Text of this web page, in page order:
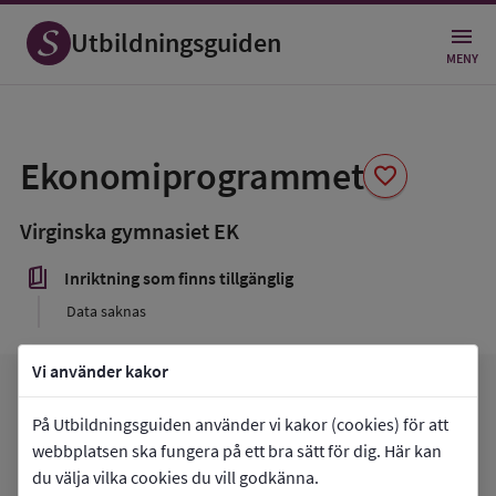
Vi använder kakor
På Utbildningsguiden använder vi kakor (cookies) för att
webbplatsen ska fungera på ett bra sätt för dig. Här kan
du välja vilka cookies du vill godkänna.
Utbildningsguiden MENY
Ekonomiprogrammet favorite
som
favorit
Virginska gymnasiet EK
book_5 Inriktning som finns tillgänglig
Data saknas
Gå tillVirginska gymnasiet EKarrow_forward
Mina favoriterfavorite